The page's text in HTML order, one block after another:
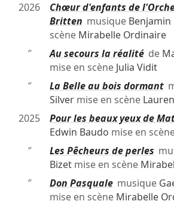
2026
Chœur d'enfants de
Britten musique
scène Mirabelle Ordinaire
″
Au secours la réalitéde
mise en scène Julia Vidit
″
La Belle au bois dormant
Silvermise en scène
2025
Pour les beaux yeux de
Edwin Baudo mise en
″
Les Pêcheurs de perles
Bizetmise en scène
″
Don Pasqualemusique
mise en scène Mirabelle